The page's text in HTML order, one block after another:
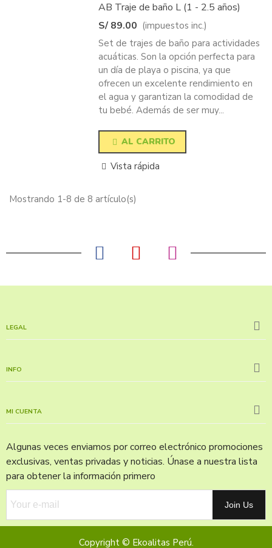
AB Traje de baño L (1 - 2.5 años)
S/ 89.00 (impuestos inc.)
Set de trajes de baño para actividades
acuáticas. Son la opción perfecta para
un día de playa o piscina, ya que
ofrecen un excelente rendimiento en
el agua y garantizan la comodidad de
tu bebé. Además de ser muy...
AL CARRITO
Vista rápida
Mostrando 1-8 de 8 artículo(s)
LEGAL
INFO
MI CUENTA
Algunas veces enviamos por correo electrónico promociones
exclusivas, ventas privadas y noticias. Únase a nuestra lista
para obtener la información primero
Join Us
Copyright © Ekoalitas Perú.